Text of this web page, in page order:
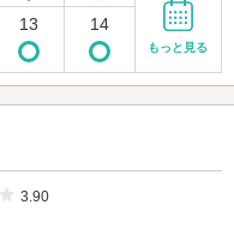
13 14
もっと見る
5つ星のうち3.5
3.90